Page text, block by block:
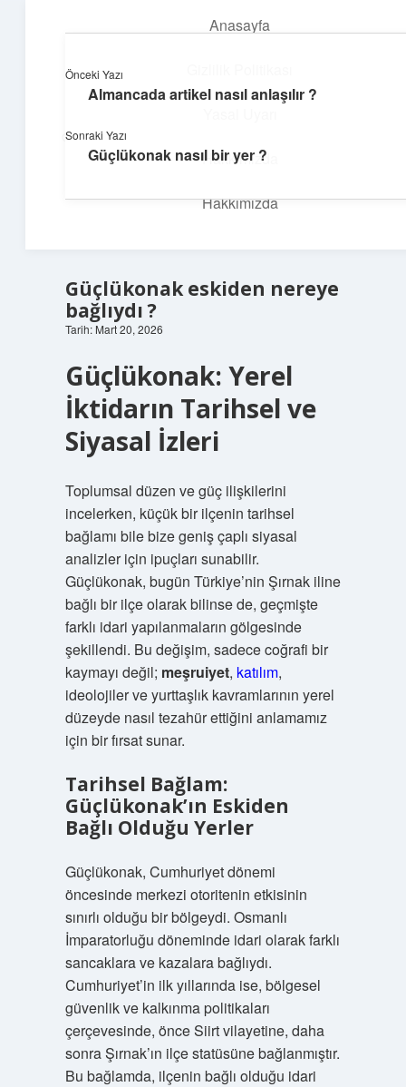
Anasayfa
Hakkımızda
Hakkımızda
İlham Veren Köşeler
Günlük yaşamdan pratik fikirler ve sıradışı keşifler burada.
Güçlükonak eskiden nereye
bağlıydı ?
Tarih: Mart 20, 2026
Güçlükonak: Yerel
İktidarın Tarihsel ve
Siyasal İzleri
Toplumsal düzen ve güç ilişkilerini
incelerken, küçük bir ilçenin tarihsel
bağlamı bile bize geniş çaplı siyasal
analizler için ipuçları sunabilir.
Güçlükonak, bugün Türkiye’nin Şırnak iline
bağlı bir ilçe olarak bilinse de, geçmişte
farklı idari yapılanmaların gölgesinde
şekillendi. Bu değişim, sadece coğrafi bir
kaymayı değil; meşruiyet, katılım,
ideolojiler ve yurttaşlık kavramlarının yerel
düzeyde nasıl tezahür ettiğini anlamamız
için bir fırsat sunar.
Tarihsel Bağlam:
Güçlükonak’ın Eskiden
Bağlı Olduğu Yerler
Güçlükonak, Cumhuriyet dönemi
öncesinde merkezi otoritenin etkisinin
sınırlı olduğu bir bölgeydi. Osmanlı
İmparatorluğu döneminde idari olarak farklı
sancaklara ve kazalara bağlıydı.
Cumhuriyet’in ilk yıllarında ise, bölgesel
güvenlik ve kalkınma politikaları
çerçevesinde, önce Siirt vilayetine, daha
sonra Şırnak’ın ilçe statüsüne bağlanmıştır.
Bu bağlamda, ilçenin bağlı olduğu idari
Önceki Yazı
Almancada artikel nasıl anlaşılır ?
Sonraki Yazı
Güçlükonak nasıl bir yer ?